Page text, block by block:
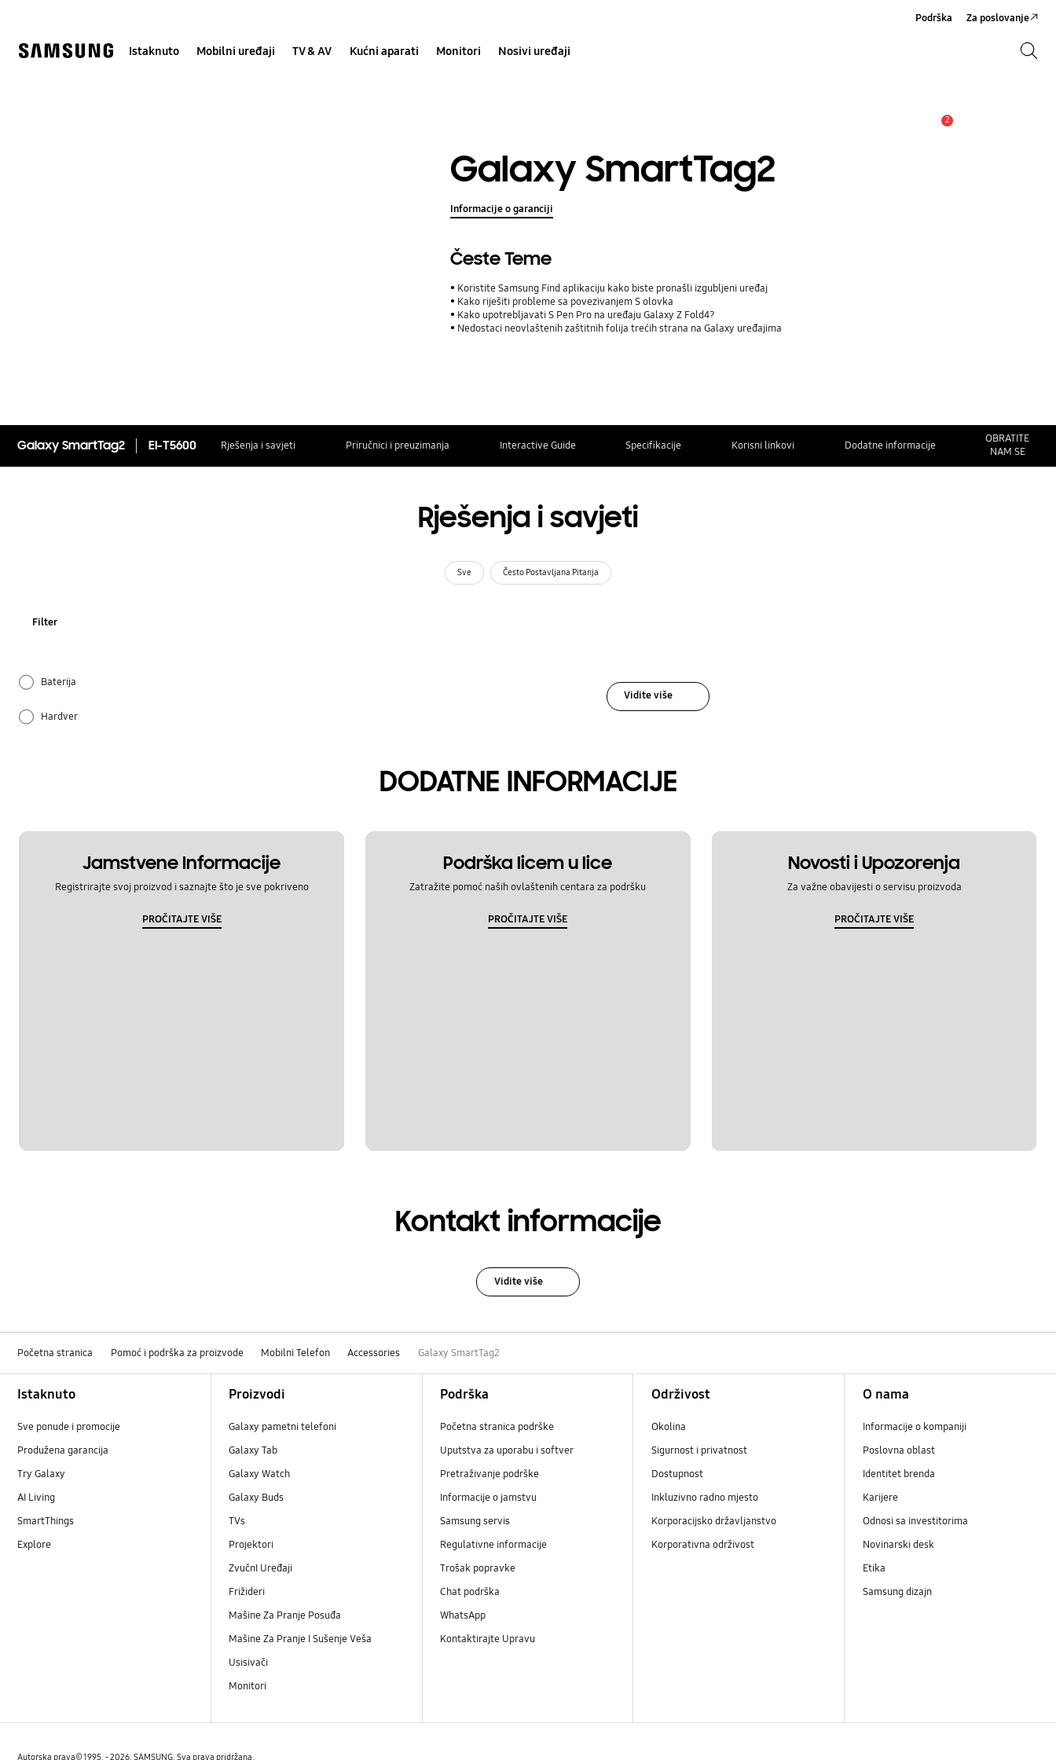
help
Istaknuto Mobilni uređaji TV & AV Kućni aparati Monitori Nosivi uređaji
Podrška Za poslovanje
2
Galaxy SmartTag2
Informacije o garanciji
Česte Teme
Koristite Samsung Find aplikaciju kako biste pronašli izgubljeni uređaj
Kako riješiti probleme sa povezivanjem S olovka
Kako upotrebljavati S Pen Pro na uređaju Galaxy Z Fold4?
Nedostaci neovlaštenih zaštitnih folija trećih strana na Galaxy uređajima
Galaxy SmartTag2 EI-T5600 Rješenja i savjeti Priručnici i preuzimanja Interactive Guide Specifikacije Korisni linkovi Dodatne informacije
OBRATITE
NAM SE
Rješenja i savjeti
Sve Često Postavljana Pitanja
Filter
Baterija
Hardver
Vidite više
DODATNE INFORMACIJE
Jamstvene Informacije
Registrirajte svoj proizvod i saznajte što je sve pokriveno
PROČITAJTE VIŠE
Podrška licem u lice
Zatražite pomoć naših ovlaštenih centara za podršku
PROČITAJTE VIŠE
Novosti i Upozorenja
Za važne obavijesti o servisu proizvoda
PROČITAJTE VIŠE
Kontakt informacije
Vidite više
Početna stranica Pomoć i podrška za proizvode Mobilni Telefon Accessories Galaxy SmartTag2
Istaknuto
Sve ponude i promocije
Produžena garancija
Try Galaxy
AI Living
SmartThings
Explore
Proizvodi
Galaxy pametni telefoni
Galaxy Tab
Galaxy Watch
Galaxy Buds
TVs
Projektori
ZvučnI Uređaji
Frižideri
Mašine Za Pranje Posuđa
Mašine Za Pranje I Sušenje Veša
Usisivači
Monitori
Podrška
Početna stranica podrške
Uputstva za uporabu i softver
Pretraživanje podrške
Informacije o jamstvu
Samsung servis
Regulativne informacije
Trošak popravke
Chat podrška
WhatsApp
Kontaktirajte Upravu
Održivost
Okolina
Sigurnost i privatnost
Dostupnost
Inkluzivno radno mjesto
Korporacijsko državljanstvo
Korporativna održivost
O nama
Informacije o kompaniji
Poslovna oblast
Identitet brenda
Karijere
Odnosi sa investitorima
Novinarski desk
Etika
Samsung dizajn
Autorska prava© 1995. - 2026. SAMSUNG. Sva prava pridržana.